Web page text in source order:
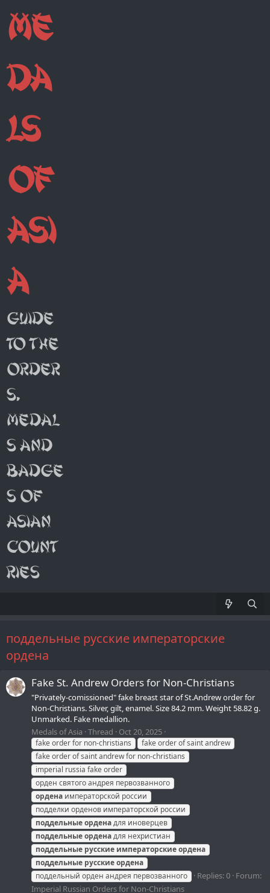
поддельные русские императорские
ордена
Fake St. Andrew Orders for Non-Christians
"Privately-comissioned" fake breast star of St.Andrew order for
Non-Christians. Silver, gilt, enamel. Size 84.2 mm. Weight 58.82 g.
Unmarked. Fake medallion.
Medals of Asia Thread Oct 20, 2025
fake order for non-christians
fake order of saint andrew
fake order of saint andrew for non-christians
imperial russia fake order
орден святого андрея первозванного
ордена императорской россии
подделки орденов императорской россии
поддельныеорденадля иноверцев
поддельныеорденадля нехристиан
поддельные русские императорскиеордена
поддельные русскиеордена
поддельный орден андрея первозванного
Replies: 0 Forum:
Imperial Russian Orders for Non-Christians